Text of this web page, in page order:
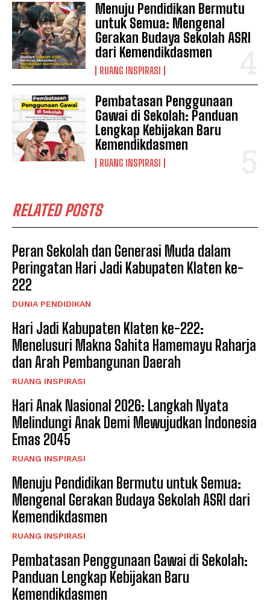
Menuju Pendidikan Bermutu
untuk Semua: Mengenal
Gerakan Budaya Sekolah ASRI
dari Kemendikdasmen
RUANG INSPIRASI
Pembatasan Penggunaan
Gawai di Sekolah: Panduan
Lengkap Kebijakan Baru
Kemendikdasmen
RUANG INSPIRASI
RELATED POSTS
Peran Sekolah dan Generasi Muda dalam
Peringatan Hari Jadi Kabupaten Klaten ke-
222
DUNIA PENDIDIKAN
Hari Jadi Kabupaten Klaten ke-222:
Menelusuri Makna Sahita Hamemayu Raharja
dan Arah Pembangunan Daerah
RUANG INSPIRASI
Hari Anak Nasional 2026: Langkah Nyata
Melindungi Anak Demi Mewujudkan Indonesia
Emas 2045
RUANG INSPIRASI
Menuju Pendidikan Bermutu untuk Semua:
Mengenal Gerakan Budaya Sekolah ASRI dari
Kemendikdasmen
RUANG INSPIRASI
Pembatasan Penggunaan Gawai di Sekolah:
Panduan Lengkap Kebijakan Baru
Kemendikdasmen